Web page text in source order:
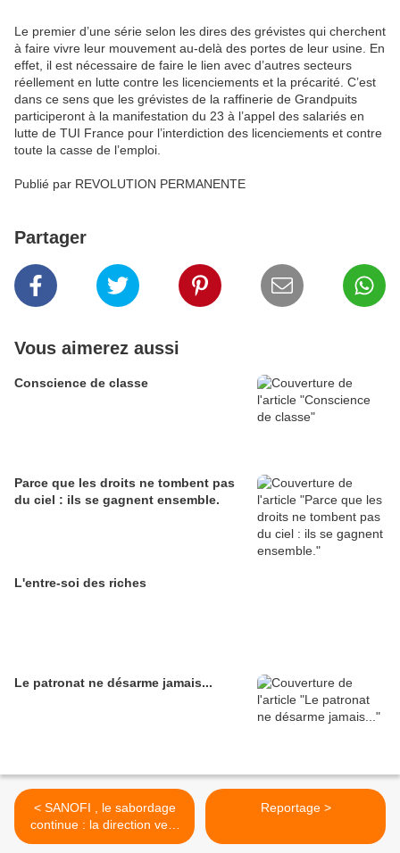
Le premier d’une série selon les dires des grévistes qui cherchent
à faire vivre leur mouvement au-delà des portes de leur usine. En
effet, il est nécessaire de faire le lien avec d’autres secteurs
réellement en lutte contre les licenciements et la précarité. C’est
dans ce sens que les grévistes de la raffinerie de Grandpuits
participeront à la manifestation du 23 à l’appel des salariés en
lutte de TUI France pour l’interdiction des licenciements et contre
toute la casse de l’emploi.
Publié par REVOLUTION PERMANENTE
Partager
Vous aimerez aussi
Conscience de classe
Parce que les droits ne tombent pas
du ciel : ils se gagnent ensemble.
L'entre-soi des riches
Le patronat ne désarme jamais...
< SANOFI , le sabordage
continue : la direction veut
supprimer 400 postes dans
Reportage >